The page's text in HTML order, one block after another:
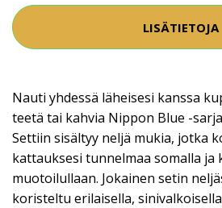
LISÄTIETOJA
Nauti yhdessä läheisesi kanssa
teetä tai kahvia Nippon Blue -
Settiin sisältyy neljä mukia, jotka
kattauksesi tunnelmaa somalla ja
muotoilullaan. Jokainen setin
koristeltu erilaisella,